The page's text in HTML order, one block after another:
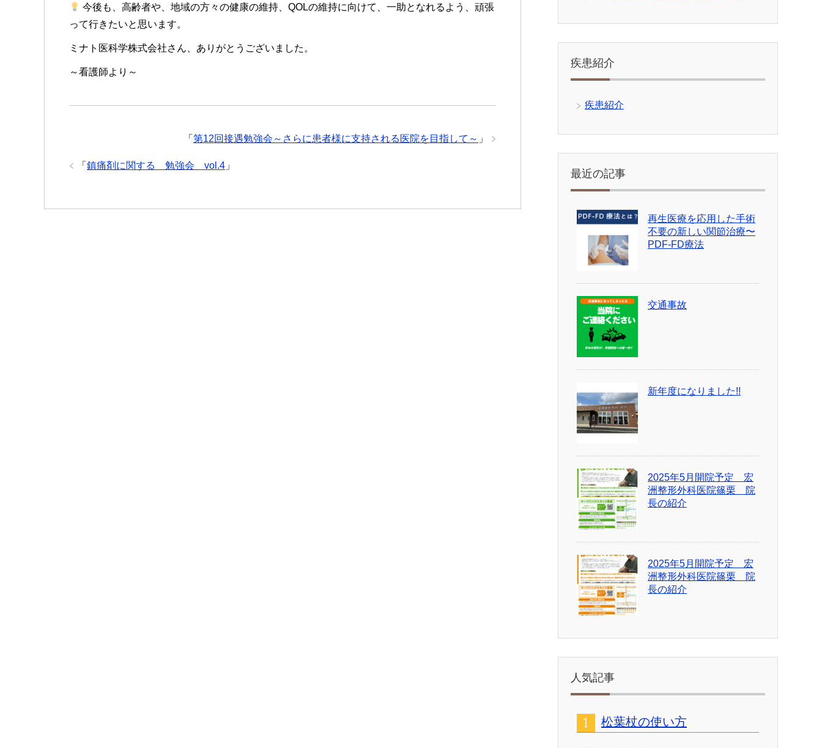
今後も、高齢者や、地域の方々の健康の維持、QOLの維持に向けて、一助となれるよう、頑張
って行きたいと思います。
ミナト医科学株式会社さん、ありがとうございました。
～看護師より～
「 第12回接遇勉強会～さらに患者様に支持される医院を目指して～ 」
「 鎮痛剤に関する 勉強会 vol.4 」
疾患紹介
疾患紹介
最近の記事
再生医療を応用した手術
不要の新しい関節治療〜
PDF-FD療法
交通事故
新年度になりました!!
2025年5月開院予定 宏
洲整形外科医院篠栗 院
長の紹介
2025年5月開院予定 宏
洲整形外科医院篠栗 院
長の紹介
人気記事
松葉杖の使い方